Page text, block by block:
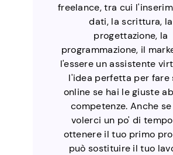
freelance, tra cui
dati, la scrittura, la
progettazione, la
programmazione, il
l'essere un assistente
l'idea perfetta per fare
online se hai le giuste
competenze. Anche
volerci un po' di
ottenere il tuo primo
può sostituire il tuo